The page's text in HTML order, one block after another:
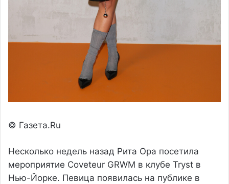
© Газета.Ru
Несколько недель назад Рита Ора посетила
мероприятие Coveteur GRWM в клубе Tryst в
Нью-Йорке. Певица появилась на публике в